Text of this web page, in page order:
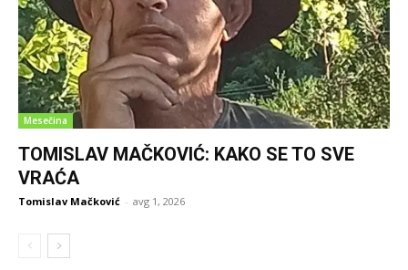
Mesečina
TOMISLAV MAČKOVIĆ: KAKO SE TO SVE
VRAĆA
Tomislav Mačković - avg 1, 2026